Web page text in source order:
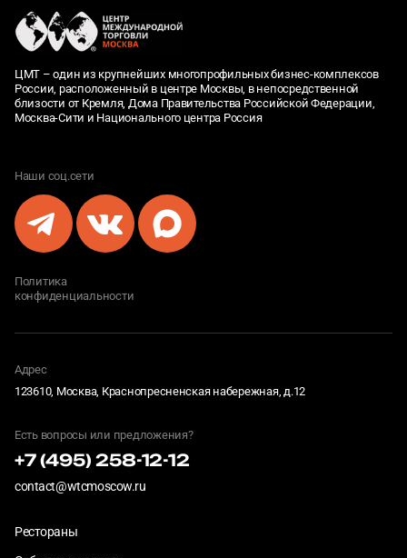
ЦМТ – один из крупнейших многопрофильных бизнес-комплексов
России, расположенный в центре Москвы, в непосредственной
близости от Кремля, Дома Правительства Российской Федерации,
Москва-Сити и Национального центра Россия
Наши соц.сети
Политика
конфиденциальности
Адрес
123610, Москва, Краснопресненская набережная, д.12
Есть вопросы или предложения?
+7 (495) 258-12-12
contact@wtcmoscow.ru
Рестораны